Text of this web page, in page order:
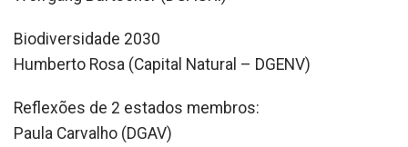
Biodiversidade 2030
Humberto Rosa (Capital Natural – DGENV)
Reflexões de 2 estados membros:
Paula Carvalho (DGAV)